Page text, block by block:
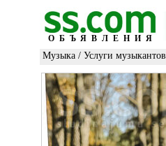
ОБЪЯВЛЕНИЯ
Музыка / Услуги музыкантов